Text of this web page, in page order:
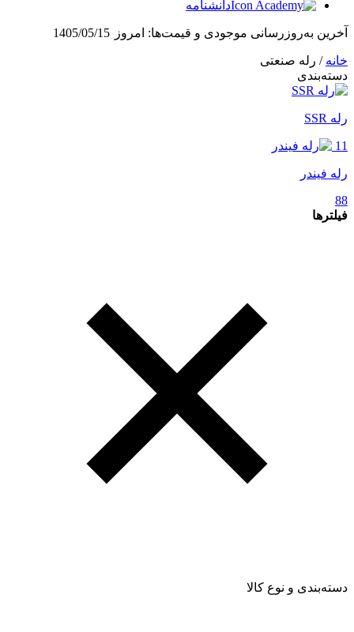
دانشنامه
آخرین به‌روزرسانی موجودی و قیمت‌ها: امروز 1405/05/15
خانه / رله صنعتی
دسته‌بندی
رله SSR
11
رله فیندر
88
فیلترها
دسته‌بندی و نوع کالا